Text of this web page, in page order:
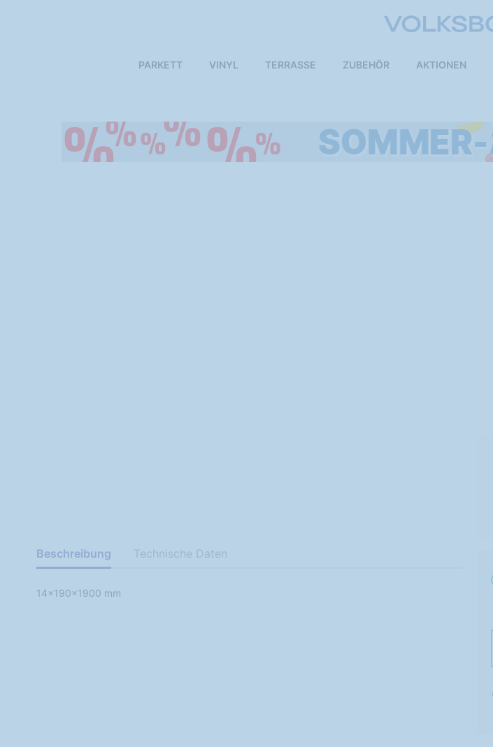
PARKETT VINYL TERRASSE ZUBEHÖR AKTIONEN
Beschreibung
14x190x1900 mm
Technische Daten